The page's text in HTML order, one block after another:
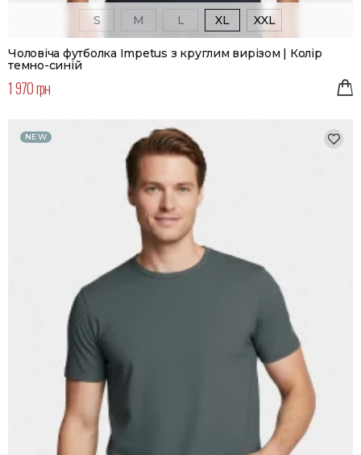
S M L XL XXL
Чоловіча футболка Impetus з круглим вирізом | Колір
темно-синій
1 970 грн
NEW